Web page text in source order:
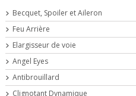
Becquet, Spoiler et Aileron
Feu Arrière
Elargisseur de voie
Angel Eyes
Antibrouillard
Clignotant Dynamique